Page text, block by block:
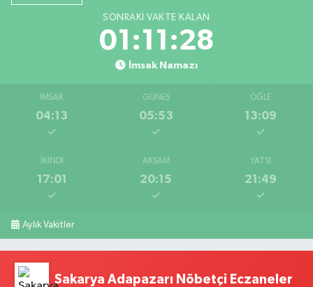
SONRAKI VAKTE KALAN
01:11:27
İmsak Namazı
İMSAK
04:13
GÜNEŞ
05:53
ÖĞLE
13:09
İKINDI
17:01
AKŞAM
20:15
YATSI
21:49
Aylık Vakitler
Sakarya Adapazarı Nöbetçi Eczaneler